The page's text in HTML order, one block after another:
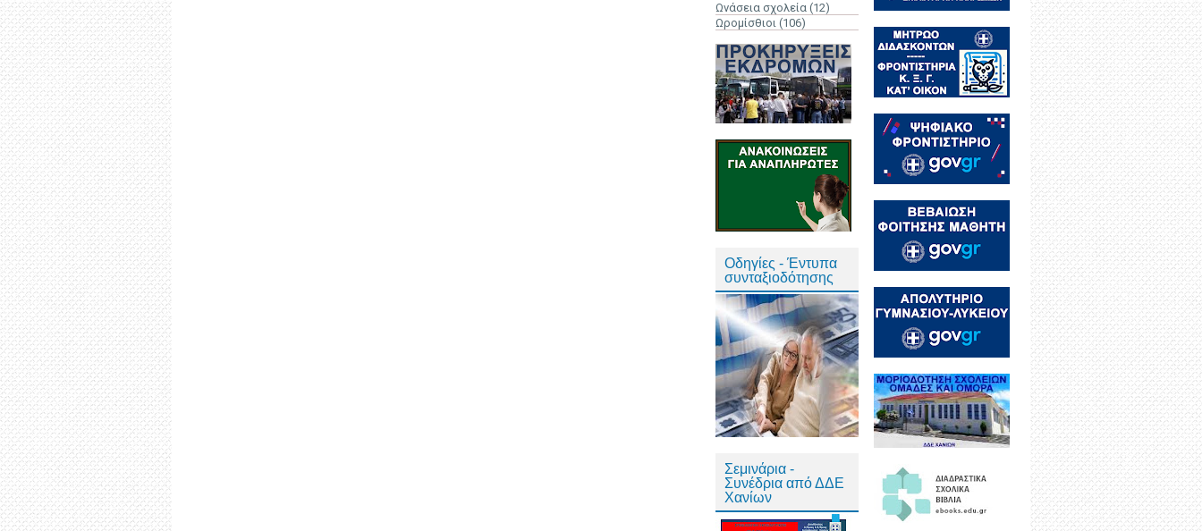
Ωνάσεια σχολεία (12)
Ωρομίσθιοι (106)
Οδηγίες - Έντυπα
συνταξιοδότησης
Σεμινάρια -
Συνέδρια από ΔΔΕ
Χανίων